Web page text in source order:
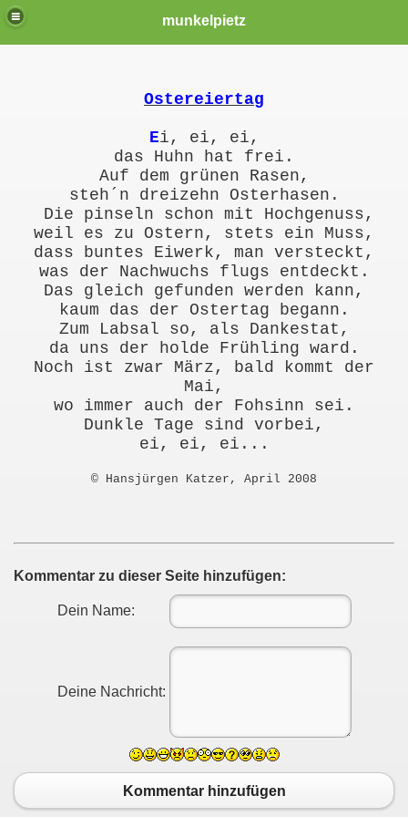
munkelpietz
Ostereiertag
Ei, ei, ei,
das Huhn hat frei.
Auf dem grünen Rasen,
steh´n dreizehn Osterhasen.
Die pinseln schon mit Hochgenuss,
weil es zu Ostern, stets ein Muss,
dass buntes Eiwerk, man versteckt,
was der Nachwuchs flugs entdeckt.
Das gleich gefunden werden kann,
kaum das der Ostertag begann.
Zum Labsal so, als Dankestat,
da uns der holde Frühling ward.
Noch ist zwar März, bald kommt der
Mai,
wo immer auch der Fohsinn sei.
Dunkle Tage sind vorbei,
ei, ei, ei...
© Hansjürgen Katzer, April 2008
Kommentar zu dieser Seite hinzufügen:
Dein Name:
Deine Nachricht:
Kommentar hinzufügen